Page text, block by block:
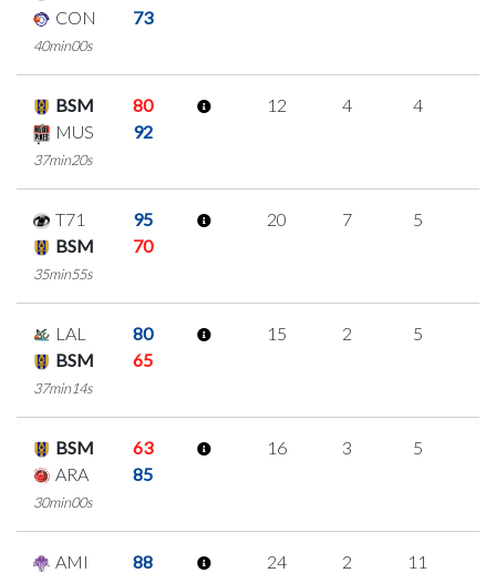
CON
73
40min00s
BSM
80
MUS
92
37min20s
12 4 4
T71
95
BSM
70
35min55s
20 7 5
LAL
80
BSM
65
37min14s
15 2 5
BSM
63
ARA
85
30min00s
16 3 5
AMI
88
24 2 11